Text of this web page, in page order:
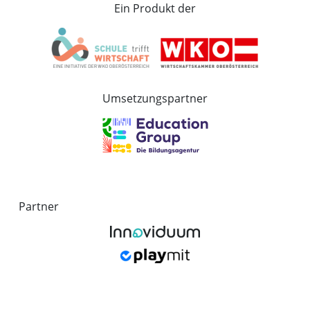
Ein Produkt der
Umsetzungspartner
Partner